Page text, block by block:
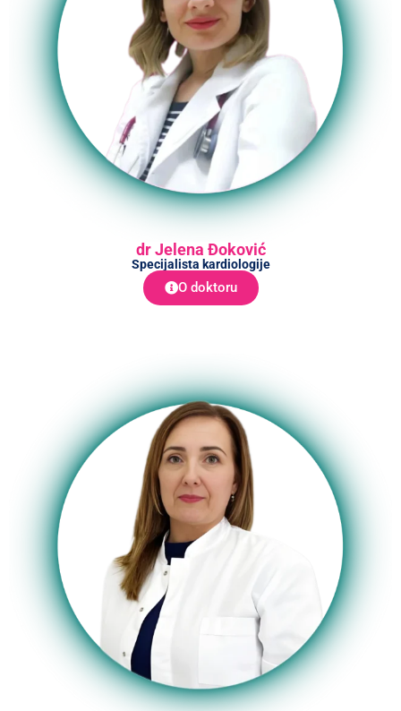
dr Jelena Đoković
Specijalista kardiologije
O doktoru